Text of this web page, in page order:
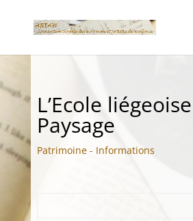
L’Ecole
Paysage
Patrimoine - Informations